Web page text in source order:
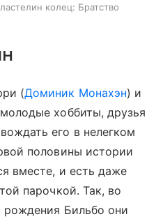
колец: Братство
(Доминик Монахэн) и
хоббиты, друзья
его в нелегком
половины истории
вместе, и есть даже
парочкой. Так, во
рождения Бильбо они